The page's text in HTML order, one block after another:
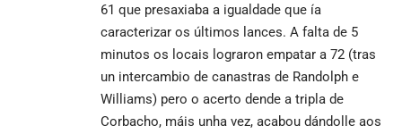
61 que presaxiaba a igualdade que ía
caracterizar os últimos lances. A falta de 5
minutos os locais lograron empatar a 72 (tras
un intercambio de canastras de Randolph e
Williams) pero o acerto dende a tripla de
Corbacho, máis unha vez, acabou dándolle aos